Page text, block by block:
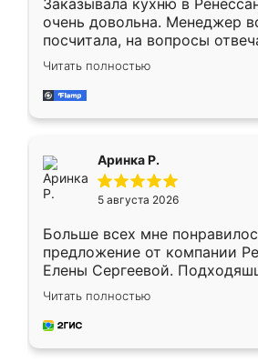
Заказывала кухню в
очень довольна. Менеджер
посчитала, на вопросы
Замерщик приехал в
делу со всей
за день, ребята работали
Читать полностью
Аринка Р.
5 августа 2026
Больше всех мне
предложение от компании
Елены Сергеевой.
короткие сроки
для замера сотрудник
предложил по моему эскизу
Читать полностью